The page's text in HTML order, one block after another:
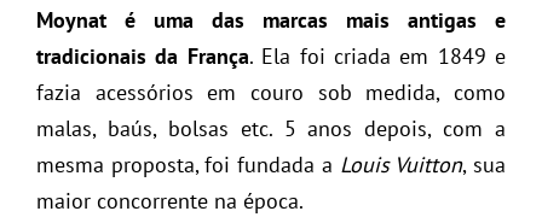
Moynat é uma das marcas mais antigas e
tradicionais da França. Ela foi criada em 1849 e
fazia acessórios em couro sob medida, como
malas, baús, bolsas etc. 5 anos depois, com a
mesma proposta, foi fundada a Louis Vuitton, sua
maior concorrente na época.